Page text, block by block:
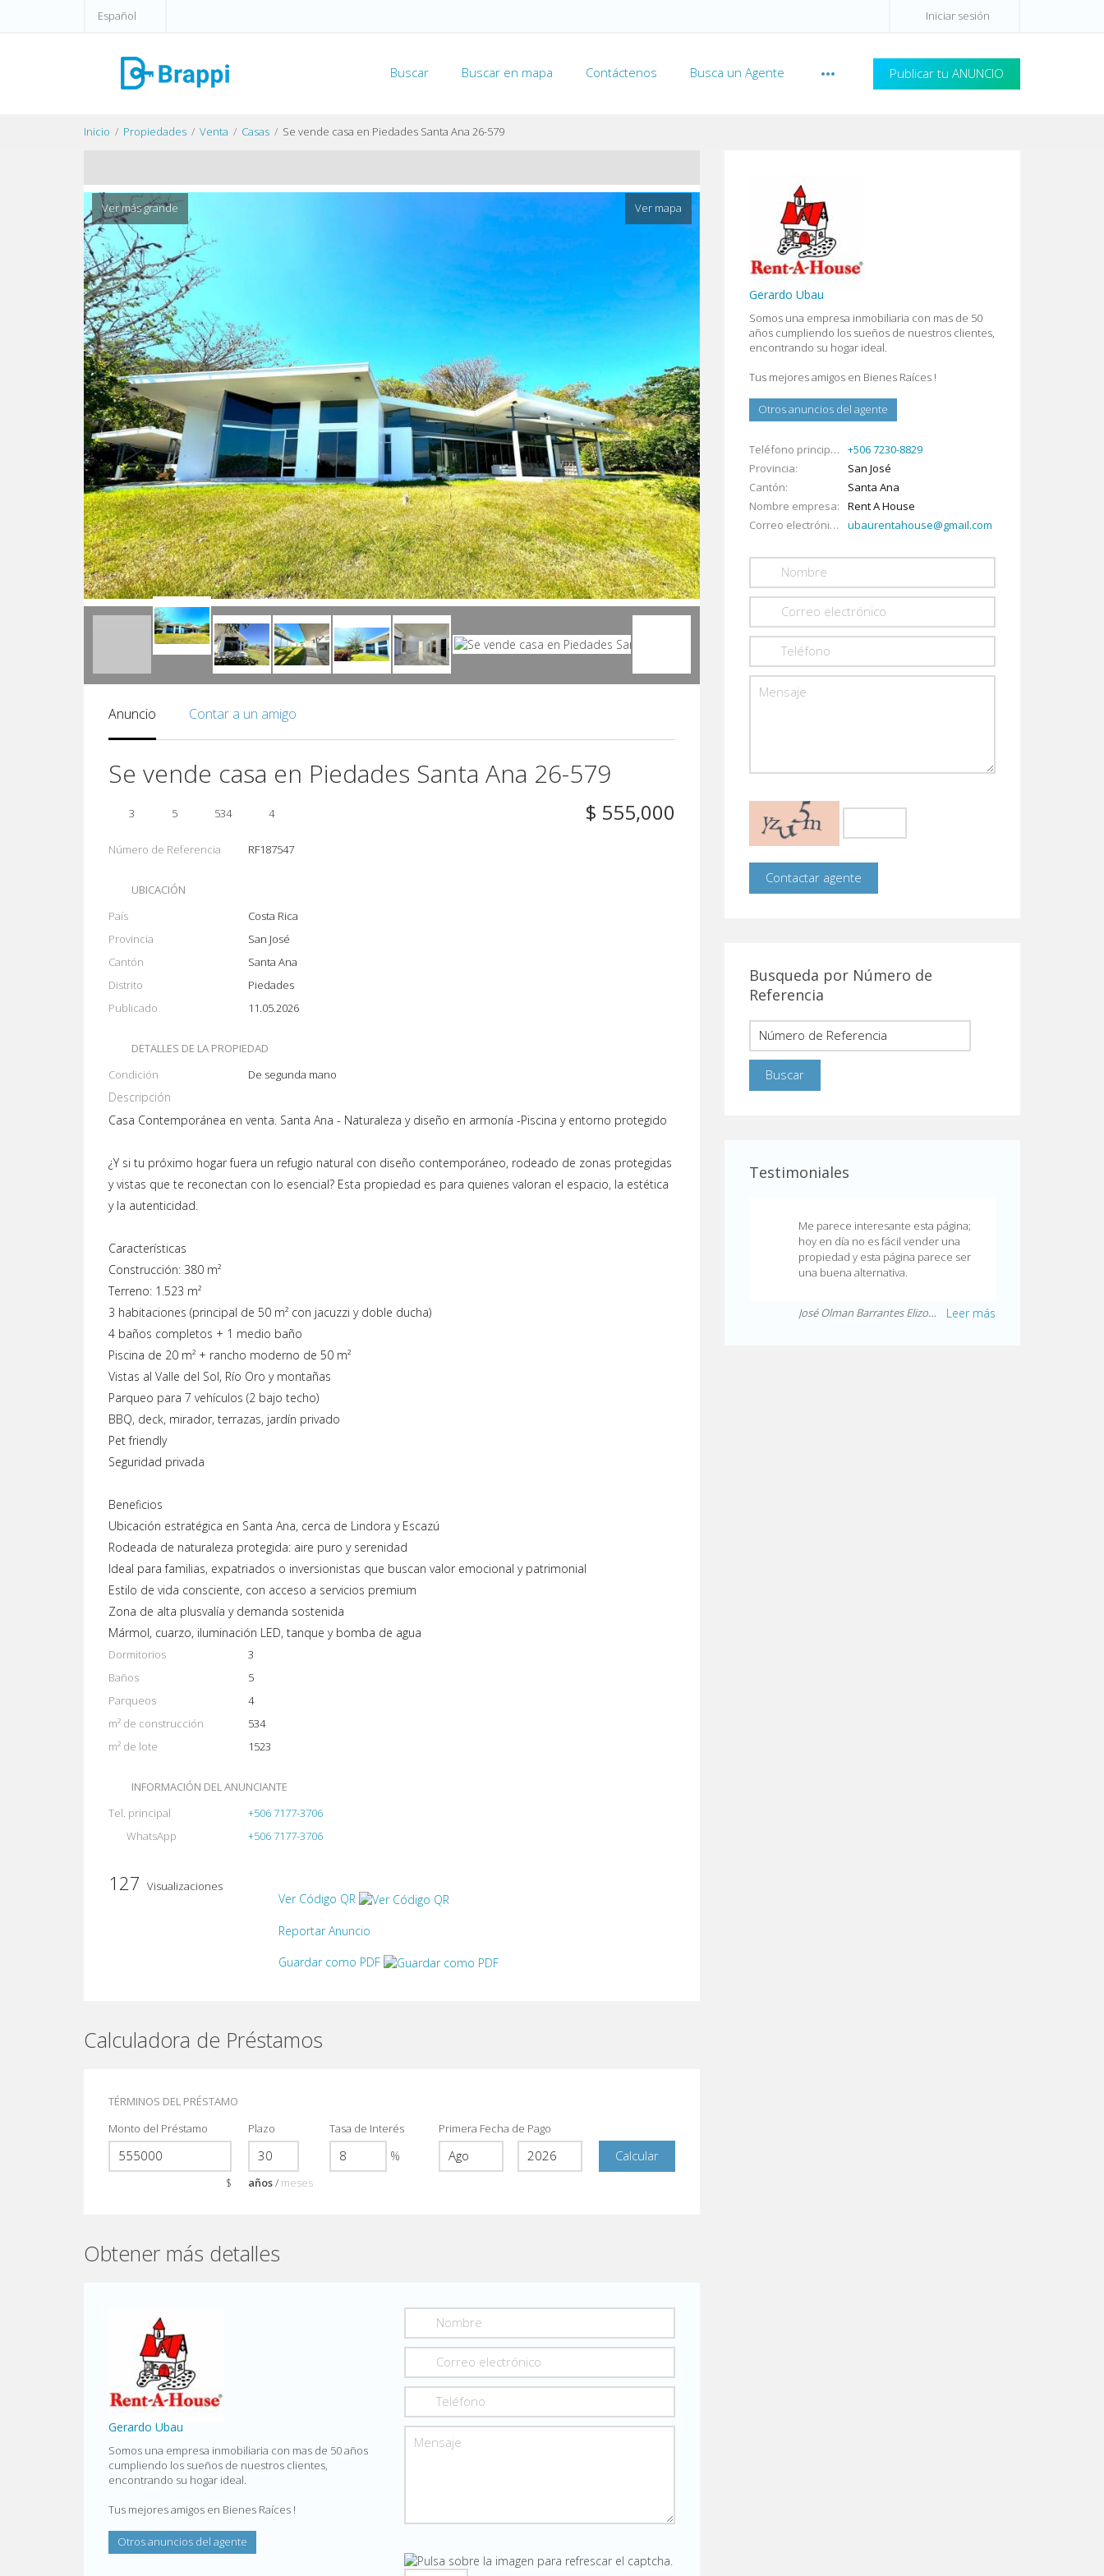
Español Iniciar sesión
Publicar tu ANUNCIO
Buscar Buscar en mapa Contáctenos Busca un Agente
Inicio Propiedades Venta Casas Se vende casa en Piedades Santa Ana 26-579
Gerardo Ubau
Somos una empresa inmobiliaria con mas de 50
años cumpliendo los sueños de nuestros clientes,
encontrando su hogar ideal.
Tus mejores amigos en Bienes Raíces !
Otros anuncios del agente
Teléfono principal
+506 7230-8829
Provincia
San José
Cantón
Santa Ana
Nombre empresa
Rent A House
Correo electrónico
ubaurentahouse@gmail.com
Busqueda por Número de
Referencia
Testimoniales
Me parece interesante esta página;
hoy en día no es fácil vender una
propiedad y esta página parece ser
una buena alternativa.
Leer más
José Olman Barrantes Elizondo
Ver más grande Ver mapa
Anuncio Contar a un amigo
Se vende casa en Piedades Santa Ana 26-579
$ 555,000
3 5 534 4
Número de Referencia RF187547
UBICACIÓN
País
Costa Rica
Provincia
San José
Cantón
Santa Ana
Distrito
Piedades
Publicado
11.05.2026
DETALLES DE LA PROPIEDAD
Condición
De segunda mano
Descripción
Casa Contemporánea en venta. Santa Ana - Naturaleza y diseño en armonía -Piscina y entorno protegido
¿Y si tu próximo hogar fuera un refugio natural con diseño contemporáneo, rodeado de zonas protegidas
y vistas que te reconectan con lo esencial? Esta propiedad es para quienes valoran el espacio, la estética
y la autenticidad.
Características
Construcción: 380 m²
Terreno: 1.523 m²
3 habitaciones (principal de 50 m² con jacuzzi y doble ducha)
4 baños completos + 1 medio baño
Piscina de 20 m² + rancho moderno de 50 m²
Vistas al Valle del Sol, Río Oro y montañas
Parqueo para 7 vehículos (2 bajo techo)
BBQ, deck, mirador, terrazas, jardín privado
Pet friendly
Seguridad privada
Beneficios
Ubicación estratégica en Santa Ana, cerca de Lindora y Escazú
Rodeada de naturaleza protegida: aire puro y serenidad
Ideal para familias, expatriados o inversionistas que buscan valor emocional y patrimonial
Estilo de vida consciente, con acceso a servicios premium
Zona de alta plusvalía y demanda sostenida
Mármol, cuarzo, iluminación LED, tanque y bomba de agua
Dormitorios
3
Baños
5
Parqueos
4
m² de construcción
534
m² de lote
1523
INFORMACIÓN DEL ANUNCIANTE
Tel. principal
+506 7177-3706
WhatsApp
+506 7177-3706
Ver Código QR
Reportar Anuncio
Guardar como PDF
127 Visualizaciones
Calculadora de Préstamos
TÉRMINOS DEL PRÉSTAMO
Monto del Préstamo
$
Plazo
años/ meses
Tasa de Interés
%
Primera Fecha de Pago
Obtener más detalles
Gerardo Ubau
Somos una empresa inmobiliaria con mas de 50 años
cumpliendo los sueños de nuestros clientes,
encontrando su hogar ideal.
Tus mejores amigos en Bienes Raíces !
Otros anuncios del agente